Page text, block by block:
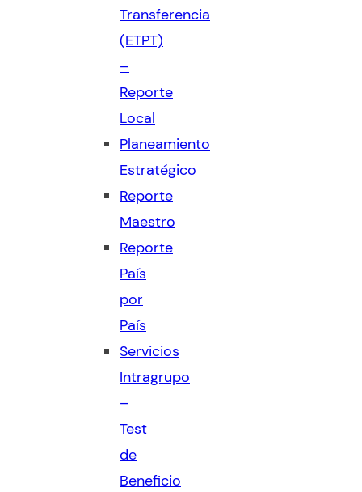
Transferencia
(ETPT)
–
Reporte
Local
Planeamiento
Estratégico
Reporte
Maestro
Reporte
País
por
País
Servicios
Intragrupo
–
Test
de
Beneficio